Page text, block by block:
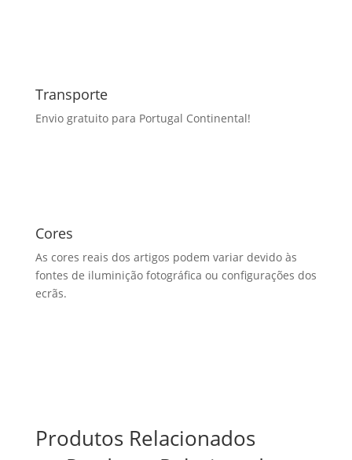
Transporte
Envio gratuito para Portugal Continental!
Cores
As cores reais dos artigos podem variar devido às
fontes de iluminição fotográfica ou configurações dos
ecrãs.
Produtos Relacionados